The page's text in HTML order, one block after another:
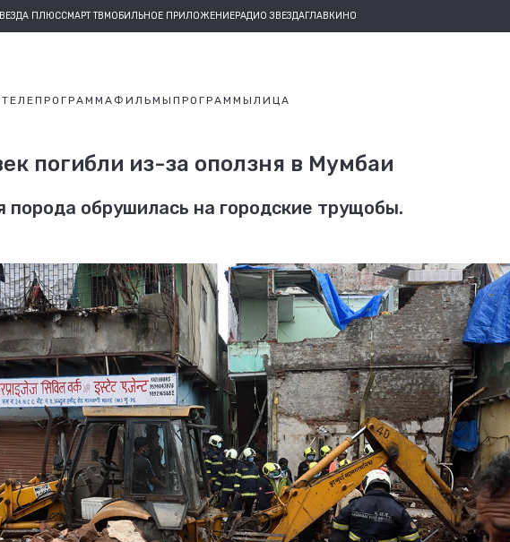
ПЛЮССМАРТ ТВМОБИЛЬНОЕ ПРИЛОЖЕНИЕРАДИО ЗВЕЗДАГЛАВКИНО
ТЕЛЕПРОГРАММАФИЛЬМЫ ПРОГРАММЫ ЛИЦА
погибли из-за оползня в Мумбаи
порода обрушилась на городские трущобы.